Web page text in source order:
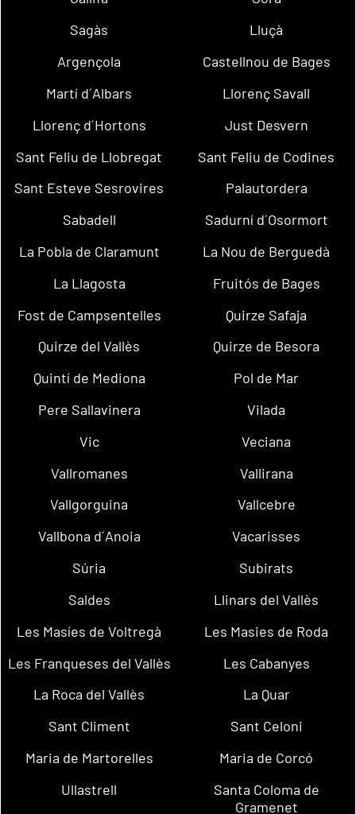
Sagàs
Lluçà
Argençola
Castellnou de Bages
Martí d´Albars
Llorenç Savall
Llorenç d´Hortons
Just Desvern
Sant Feliu de Llobregat
Sant Feliu de Codines
Sant Esteve Sesrovires
Palautordera
Sabadell
Sadurní d´Osormort
La Pobla de Claramunt
La Nou de Berguedà
La Llagosta
Fruitós de Bages
Fost de Campsentelles
Quirze Safaja
Quirze del Vallès
Quirze de Besora
Quintí de Mediona
Pol de Mar
Pere Sallavinera
Vilada
Vic
Veciana
Vallromanes
Vallirana
Vallgorguina
Vallcebre
Vallbona d´Anoia
Vacarisses
Súria
Subirats
Saldes
Llinars del Vallès
Les Masíes de Voltregà
Les Masies de Roda
Les Franqueses del Vallès
Les Cabanyes
La Roca del Vallès
La Quar
Sant Climent
Sant Celoni
Maria de Martorelles
Maria de Corcó
Ullastrell
Santa Coloma de
Gramenet